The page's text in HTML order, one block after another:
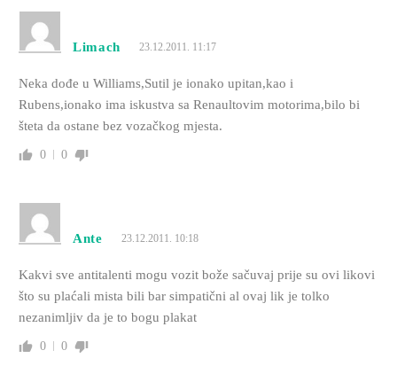
Limach 23.12.2011. 11:17
Neka dođe u Williams,Sutil je ionako upitan,kao i
Rubens,ionako ima iskustva sa Renaultovim motorima,bilo bi
šteta da ostane bez vozačkog mjesta.
0 0
Ante 23.12.2011. 10:18
Kakvi sve antitalenti mogu vozit bože sačuvaj prije su ovi likovi
što su plaćali mista bili bar simpatični al ovaj lik je tolko
nezanimljiv da je to bogu plakat
0 0